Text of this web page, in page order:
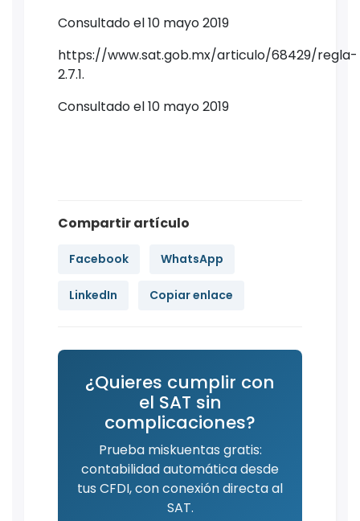
Consultado el 10 mayo 2019
https://www.sat.gob.mx/articulo/68429/regla-
2.7.1.
Consultado el 10 mayo 2019
Compartir artículo
Facebook WhatsApp
LinkedIn Copiar enlace
¿Quieres cumplir con
el SAT sin
complicaciones?
Prueba miskuentas gratis:
contabilidad automática desde
tus CFDI, con conexión directa al
SAT.